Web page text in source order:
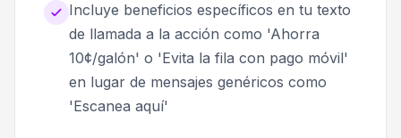
Incluye beneficios específicos en tu texto
de llamada a la acción como 'Ahorra
10¢/galón' o 'Evita la fila con pago móvil'
en lugar de mensajes genéricos como
'Escanea aquí'